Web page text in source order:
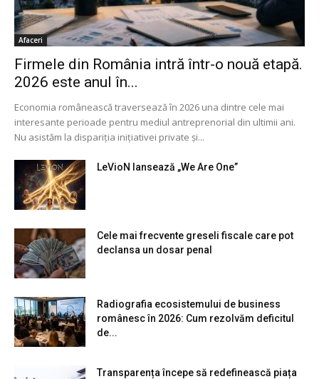
Afaceri
Firmele din România intră într-o nouă etapă.
2026 este anul în...
Economia românească traversează în 2026 una dintre cele mai
interesante perioade pentru mediul antreprenorial din ultimii ani.
Nu asistăm la dispariția inițiativei private și...
LeVioN lansează „We Are One”
Cele mai frecvente greseli fiscale care pot
declansa un dosar penal
Radiografia ecosistemului de business
românesc în 2026: Cum rezolvăm deficitul
de...
Transparența începe să redefinească piața